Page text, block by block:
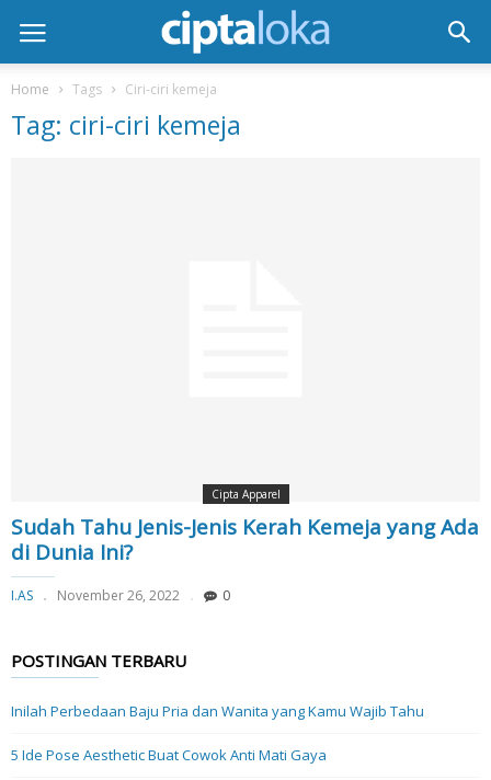
Home Tags Ciri-ciri kemeja
Tag: ciri-ciri kemeja
Cipta Apparel
Sudah Tahu Jenis-Jenis Kerah Kemeja yang Ada
di Dunia Ini?
I.AS November 26, 2022 0
POSTINGAN TERBARU
Inilah Perbedaan Baju Pria dan Wanita yang Kamu Wajib Tahu
5 Ide Pose Aesthetic Buat Cowok Anti Mati Gaya